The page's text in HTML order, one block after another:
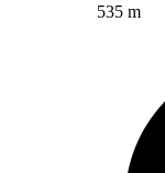
535 m